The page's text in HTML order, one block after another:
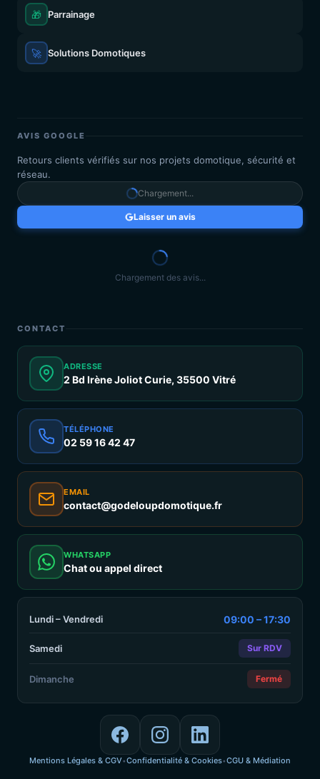
🎁 Parrainage
🚀 Solutions Domotiques
AVIS GOOGLE
Retours clients vérifiés sur nos projets domotique, sécurité et
réseau.
Chargement...
Laisser un avis
Chargement des avis...
CONTACT
ADRESSE
2 Bd Irène Joliot Curie, 35500 Vitré
TÉLÉPHONE
02 59 16 42 47
EMAIL
contact@godeloupdomotique.fr
WHATSAPP
Chat ou appel direct
Lundi – Vendredi 09:00 – 17:30
Samedi Sur RDV
Dimanche Fermé
Mentions Légales & CGV•Confidentialité & Cookies•CGU & Médiation